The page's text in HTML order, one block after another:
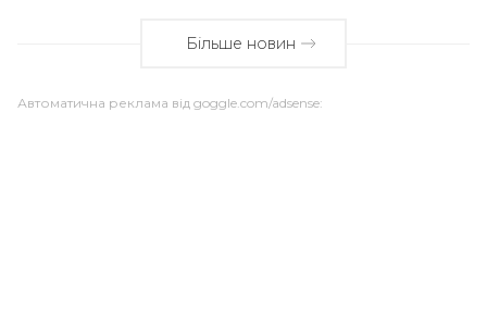
Більше новин
Автоматична реклама від goggle.com/adsense: